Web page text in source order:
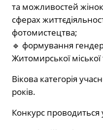
та можливостей жінок
сферах
фотомистецтва;
🔹 формування
Житомирської
Вікова категорія
років.
Конкурс проводиться